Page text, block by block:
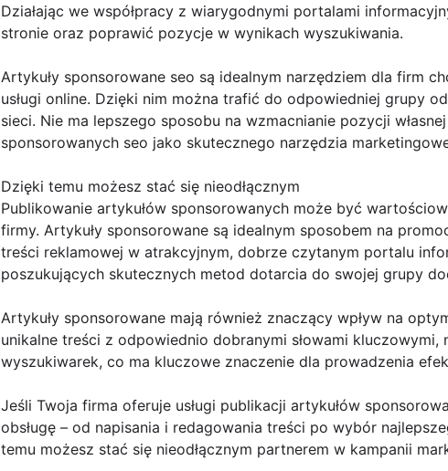
Działając we współpracy z wiarygodnymi portalami
stronie oraz poprawić pozycje w wynikach wyszukiwania.
Artykuły sponsorowane seo są idealnym narzędziem dla firm
usługi online. Dzięki nim można trafić do odpowiedniej grupy
sieci. Nie ma lepszego sposobu na wzmacnianie pozycji
sponsorowanych seo jako skutecznego narzędzia
Dzięki temu możesz stać się nieodłącznym
Publikowanie artykułów sponsorowanych może być
firmy. Artykuły sponsorowane są idealnym sposobem na
treści reklamowej w atrakcyjnym, dobrze czytanym portalu
poszukujących skutecznych metod dotarcia do swojej grupy
Artykuły sponsorowane mają również znaczący wpływ na
unikalne treści z odpowiednio dobranymi słowami
wyszukiwarek, co ma kluczowe znaczenie dla prowadzenia
Jeśli Twoja firma oferuje usługi publikacji artykułów
obsługę – od napisania i redagowania treści po wybór
temu możesz stać się nieodłącznym partnerem w kampanii